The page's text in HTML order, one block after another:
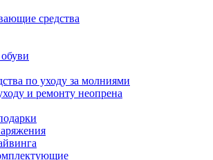
средства
по уходу за молниями
и ремонту неопрена